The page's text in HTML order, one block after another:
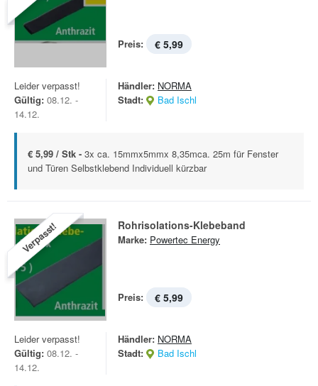
Preis: € 5,99
Leider verpasst!
Gültig: 08.12. -
14.12.
Händler: NORMA
Stadt:
Bad Ischl
€ 5,99 / Stk - 3x ca. 15mmx5mmx 8,35mca. 25m für Fenster
und Türen Selbstklebend Individuell kürzbar
Verpasst! Rohrisolations-Klebeband
Marke: Powertec Energy
Preis: € 5,99
Leider verpasst!
Gültig: 08.12. -
14.12.
Händler: NORMA
Stadt:
Bad Ischl